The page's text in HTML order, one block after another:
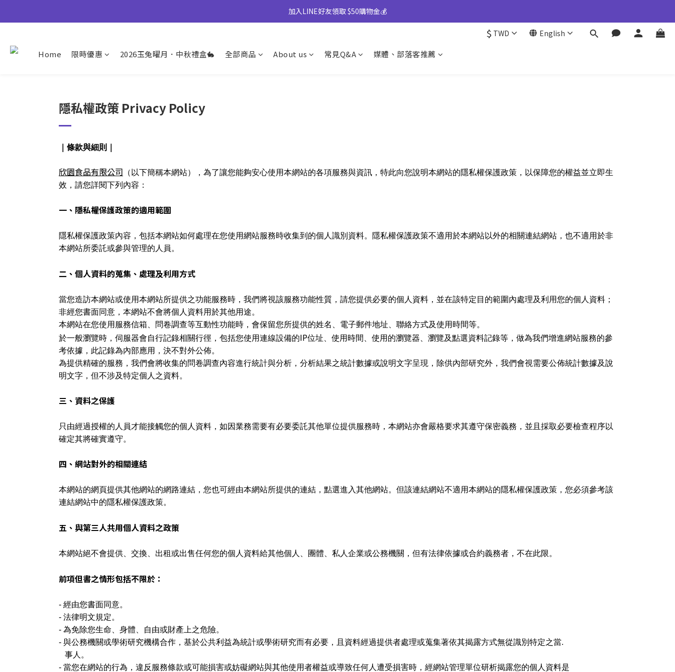
【早鳥優惠倒數中】中秋禮盒82折起｜50盒以上另享優惠➤ 點我詢價或致電專人服務 04-25355777#25
加入LINE好友領取 $50購物金💰
👉風味堅果系列(鹹蛋肉鬆除外)產地將移轉至越南，商品皆有經過台灣團隊至越南廠嚴格把關，風味與品質皆維持與台灣一致，請您放心選購。
【早鳥優惠倒數中】中秋禮盒82折起｜50盒以上另享優惠➤ 點我詢價或致電專人服務 04-25355777#25
$ TWD English
Home 限時優惠 2026玉兔曜月．中秋禮盒🐇 全部商品 About us 常見Q&A 媒體、部落客推薦
隱私權政策 Privacy Policy
｜條款與細則｜
欣園食品有限公司 （以下簡稱本網站），為了讓您能夠安心使用本網站的各項服務與資訊，特此向您說明本網站的隱私權保護政策，以保障您的權益並立即生
效，請您詳閱下列內容：
一、隱私權保護政策的適用範圍
隱私權保護政策內容，包括本網站如何處理在您使用網站服務時收集到的個人識別資料。隱私權保護政策不適用於本網站以外的相關連結網站，也不適用於非
本網站所委託或參與管理的人員。
二、個人資料的蒐集、處理及利用方式
當您造訪本網站或使用本網站所提供之功能服務時，我們將視該服務功能性質，請您提供必要的個人資料，並在該特定目的範圍內處理及利用您的個人資料；
非經您書面同意，本網站不會將個人資料用於其他用途。
本網站在您使用服務信箱、問卷調查等互動性功能時，會保留您所提供的姓名、電子郵件地址、聯絡方式及使用時間等。
於一般瀏覽時，伺服器會自行記錄相關行徑，包括您使用連線設備的IP位址、使用時間、使用的瀏覽器、瀏覽及點選資料記錄等，做為我們增進網站服務的參
考依據，此記錄為內部應用，決不對外公佈。
為提供精確的服務，我們會將收集的問卷調查內容進行統計與分析，分析結果之統計數據或說明文字呈現，除供內部研究外，我們會視需要公佈統計數據及說
明文字，但不涉及特定個人之資料。
三、資料之保護
只由經過授權的人員才能接觸您的個人資料，如因業務需要有必要委託其他單位提供服務時，本網站亦會嚴格要求其遵守保密義務，並且採取必要檢查程序以
確定其將確實遵守。
四、網站對外的相關連結
本網站的網頁提供其他網站的網路連結，您也可經由本網站所提供的連結，點選進入其他網站。但該連結網站不適用本網站的隱私權保護政策，您必須參考該
連結網站中的隱私權保護政策。
五、與第三人共用個人資料之政策
本網站絕不會提供、交換、出租或出售任何您的個人資料給其他個人、團體、私人企業或公務機關，但有法律依據或合約義務者，不在此限。
前項但書之情形包括不限於：
- 經由您書面同意。
- 法律明文規定。
- 為免除您生命、身體、自由或財產上之危險。
- 與公務機關或學術研究機構合作，基於公共利益為統計或學術研究而有必要，且資料經過提供者處理或蒐集著依其揭露方式無從識別特定之當.
事人。
- 當您在網站的行為，違反服務條款或可能損害或妨礙網站與其他使用者權益或導致任何人遭受損害時，經網站管理單位研析揭露您的個人資料是